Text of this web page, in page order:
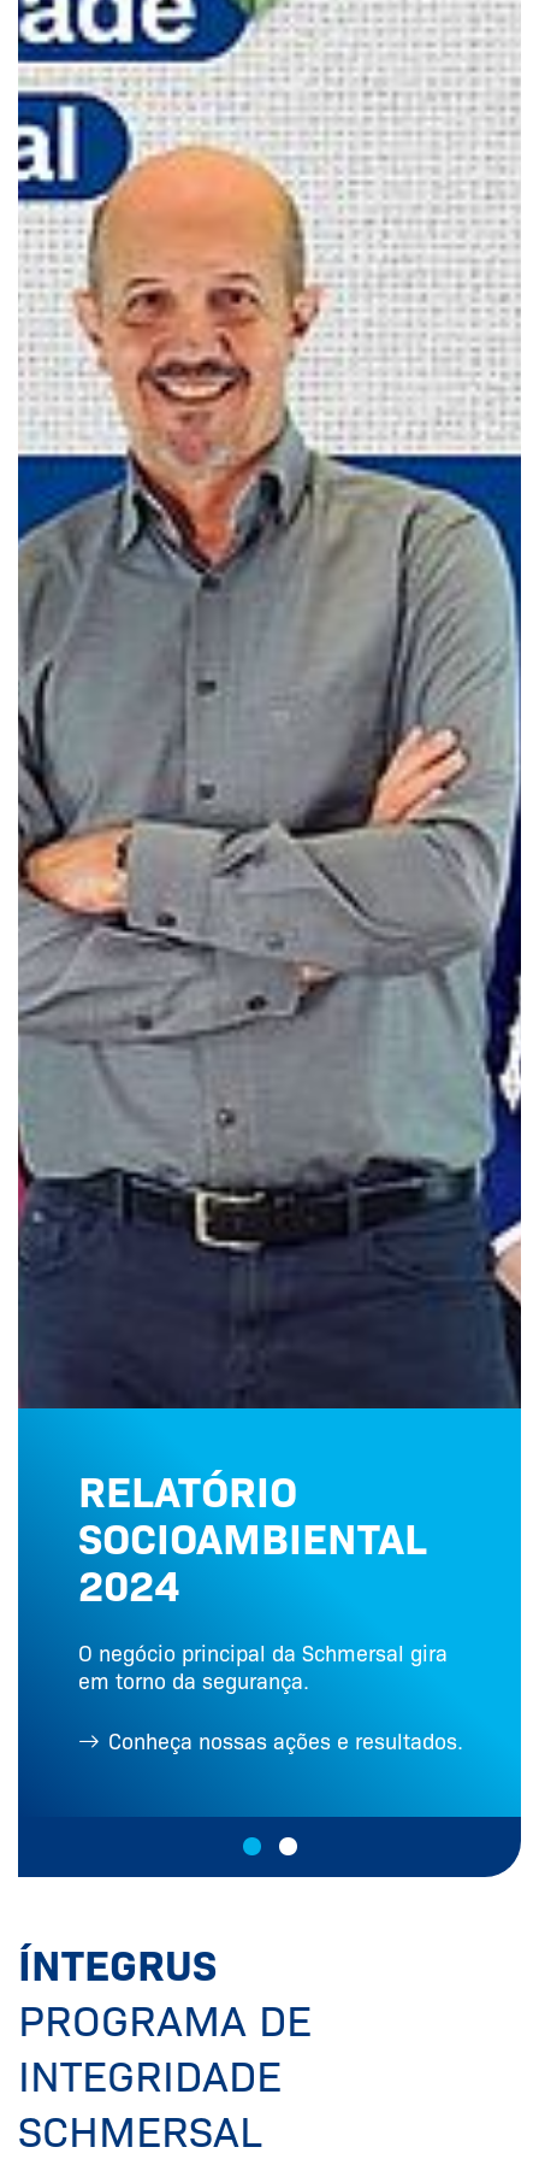
RELATÓRIO
SOCIOAMBIENTAL
2024
O negócio principal da Schmersal gira
em torno da segurança.
Conheça nossas ações e resultados.
ÍNTEGRUS
PROGRAMA DE
INTEGRIDADE
SCHMERSAL